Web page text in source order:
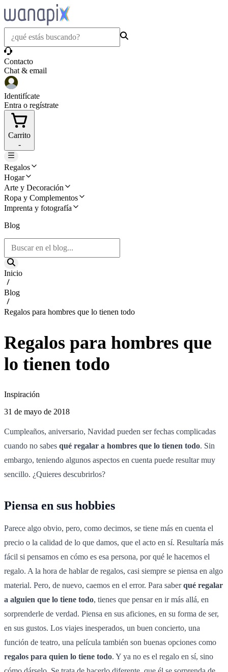
Contacto
Chat & email
Identifícate
Entra o regístrate
Carrito
-
Regalos
Hogar
Arte y Decoración
Ropa y Complementos
Imprenta y fotografía
Blog
Inicio
Blog
Regalos para hombres que lo tienen todo
Regalos para hombres que
lo tienen todo
Inspiración
31 de mayo de 2018
Cumpleaños, aniversario, Navidad pueden ser fechas complicadas
cuando no sabes qué regalar a hombres que lo tienen todo. Sin
embargo, teniendo algunos aspectos en cuenta puede resultar muy
sencillo. ¿Quieres descubrirlos?
Piensa en sus hobbies
Parece algo obvio, pero, como decimos, se tiene más en cuenta el
precio o la calidad de lo que damos, que el acto en sí. Resultaría más
fácil si pensamos en cómo es esa persona, por qué le hacemos el
regalo. A la hora de hablar de regalos, casi siempre se piensa en algo
material. Pero, de nuevo, caemos en el error. Para saberqué regalar
a alguien que lo tiene todo, tienes que pensar en ir más allá, en
sorprenderle de verdad. Piensa en sus aficiones, en su forma de ser,
en sus gustos. Los viajes inesperados, un buen concierto, una
función de teatro, una película también son buenas opciones como
regalos para quien lo tiene todo. Y ya no es el regalo en sí, sino